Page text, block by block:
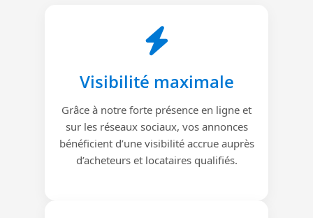
Visibilité maximale
Grâce à notre forte présence en ligne et
sur les réseaux sociaux, vos annonces
bénéficient d’une visibilité accrue auprès
d’acheteurs et locataires qualifiés.